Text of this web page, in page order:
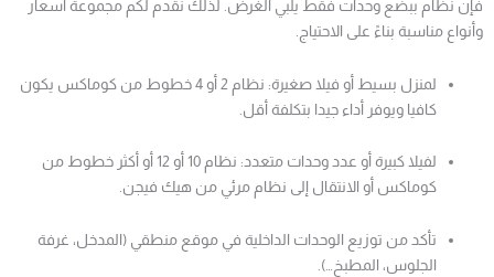
فإن نظام ببضع وحدات فقط يلبي الغرض. لذلك نقدم لكم مجموعة أسعار
وأنواع مناسبة بناءً على الاحتياج.
لمنزل بسيط أو فيلا صغيرة: نظام 2 أو 4 خطوط من كوماكس يكون
كافيا ويوفر أداء جيدا بتكلفة أقل.
لفيلا كبيرة أو عدد وحدات متعدد: نظام 10 أو 12 أو أكثر خطوط من
كوماكس أو الانتقال إلى نظام مرئي من هيك فيجن.
تأكد من توزيع الوحدات الداخلية في موقع منطقي (المدخل، غرفة
الجلوس، المطبخ…).